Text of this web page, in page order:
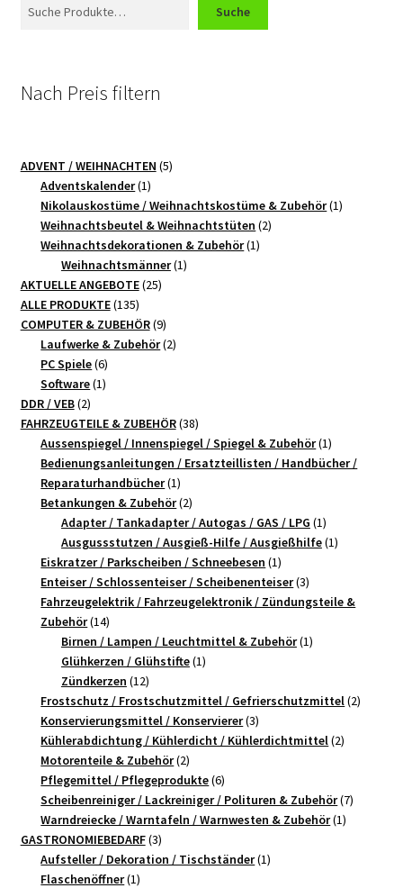
Suche
Nach Preis filtern
ADVENT / WEIHNACHTEN 55
Adventskalender 11
Produkt
Nikolauskostüme / Weihnachtskostüme & Zubehör 11
Weihnachtsbeutel & Weihnachtstüten 22
Weihnachtsdekorationen & Zubehör 11
Weihnachtsmänner 11
AKTUELLE ANGEBOTE 2525
ALLE PRODUKTE 135135
Produkte
COMPUTER & ZUBEHÖR 99
Produkte
Laufwerke & Zubehör 22
PC Spiele 66
Produkte
Software 11
DDR / VEB 22
Produkte
FAHRZEUGTEILE & ZUBEHÖR 3838
Produkte
Aussenspiegel / Innenspiegel / Spiegel & Zubehör 11
Produkt
Bedienungsanleitungen / Ersatzteillisten / Handbücher /
Reparaturhandbücher 11
Produkt
Betankungen & Zubehör 22
Produkte
Adapter / Tankadapter / Autogas / GAS / LPG 11
Produkt
Ausgussstutzen / Ausgieß-Hilfe / Ausgießhilfe 11
Eiskratzer / Parkscheiben / Schneebesen 11
Produkt
Enteiser / Schlossenteiser / Scheibenenteiser 33
Produkte
Fahrzeugelektrik / Fahrzeugelektronik / Zündungsteile &
Zubehör 1414
Produkte
Birnen / Lampen / Leuchtmittel & Zubehör 11
Glühkerzen / Glühstifte 11
Zündkerzen 1212
Produkte
Frostschutz / Frostschutzmittel / Gefrierschutzmittel 22
Konservierungsmittel / Konservierer 33
Produkte
Kühlerabdichtung / Kühlerdicht / Kühlerdichtmittel 22
Motorenteile & Zubehör 22
Produkte
Pflegemittel / Pflegeprodukte 66
Produkte
Scheibenreiniger / Lackreiniger / Polituren & Zubehör 77
Warndreiecke / Warntafeln / Warnwesten & Zubehör 11
GASTRONOMIEBEDARF 33
Produkte
Aufsteller / Dekoration / Tischständer 11
Flaschenöffner 11